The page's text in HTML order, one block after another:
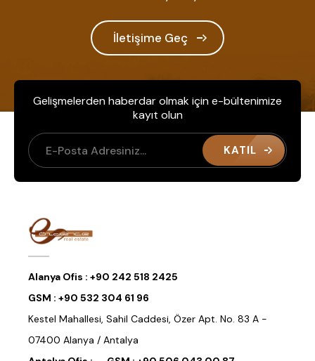
İletişime Geç
Gelişmelerden haberdar olmak için e-bültenimize
kayıt olun
KATIL
Alanya Ofis : +90 242 518 2425
GSM : +90 532 304 61 96
Kestel Mahallesi, Sahil Caddesi, Özer Apt. No. 83 A -
07400 Alanya / Antalya